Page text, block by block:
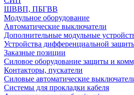
ШВВП, ПБГВВ
Модульное оборудование
Автоматические выключатели
Дополнительные модульные
Устройства дифференциальной
Заказные позиции
Силовое оборудование защиты и
Контакторы, пускатели
Силовые автоматические
Системы для прокладки кабеля